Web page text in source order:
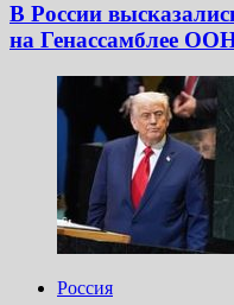
В России
на Генассамблее
Россия